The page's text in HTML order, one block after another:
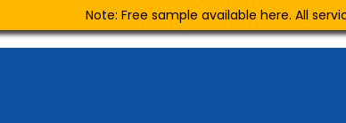
Note: Free sample available here. All